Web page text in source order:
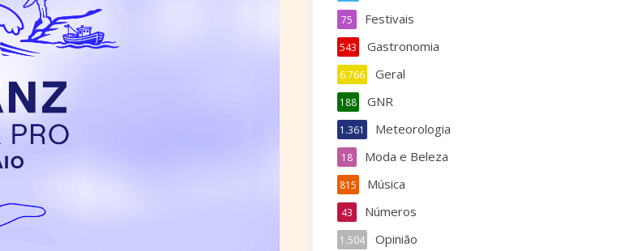
Festivais
75
Gastronomia
543
Geral
6.766
GNR
188
Meteorologia
1.361
Moda e Beleza
18
Música
815
Números
43
Opinião
1.504